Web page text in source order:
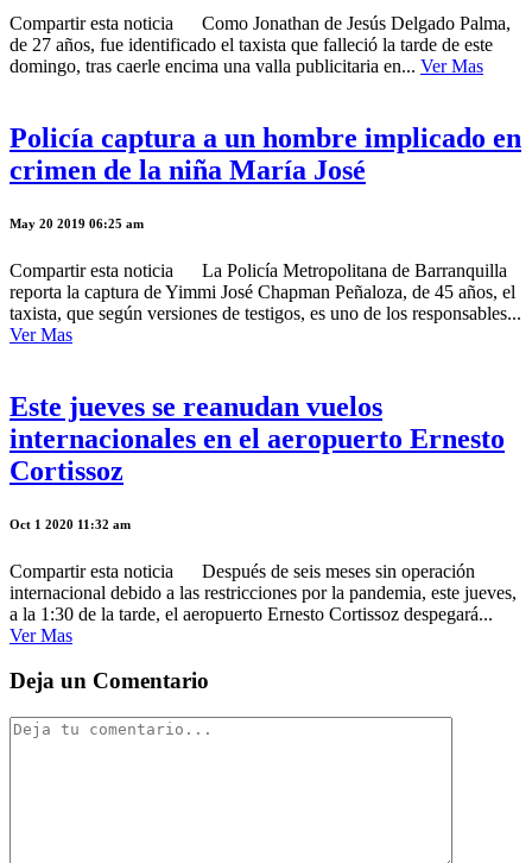
Compartir esta noticia Como Jonathan de Jesús Delgado Palma,
de 27 años, fue identificado el taxista que falleció la tarde de este
domingo, tras caerle encima una valla publicitaria en... Ver Mas
Policía captura a un hombre implicado en
crimen de la niña María José
May 20 2019 06:25 am
Compartir esta noticia La Policía Metropolitana de Barranquilla
reporta la captura de Yimmi José Chapman Peñaloza, de 45 años, el
taxista, que según versiones de testigos, es uno de los responsables...
Ver Mas
Este jueves se reanudan vuelos
internacionales en el aeropuerto Ernesto
Cortissoz
Oct 1 2020 11:32 am
Compartir esta noticia Después de seis meses sin operación
internacional debido a las restricciones por la pandemia, este jueves,
a la 1:30 de la tarde, el aeropuerto Ernesto Cortissoz despegará...
Ver Mas
Deja un Comentario